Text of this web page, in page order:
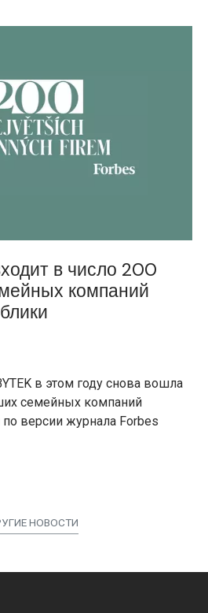
в число 200
компаний
в этом году снова вошла
семейных компаний
версии журнала Forbes
НОВОСТИ